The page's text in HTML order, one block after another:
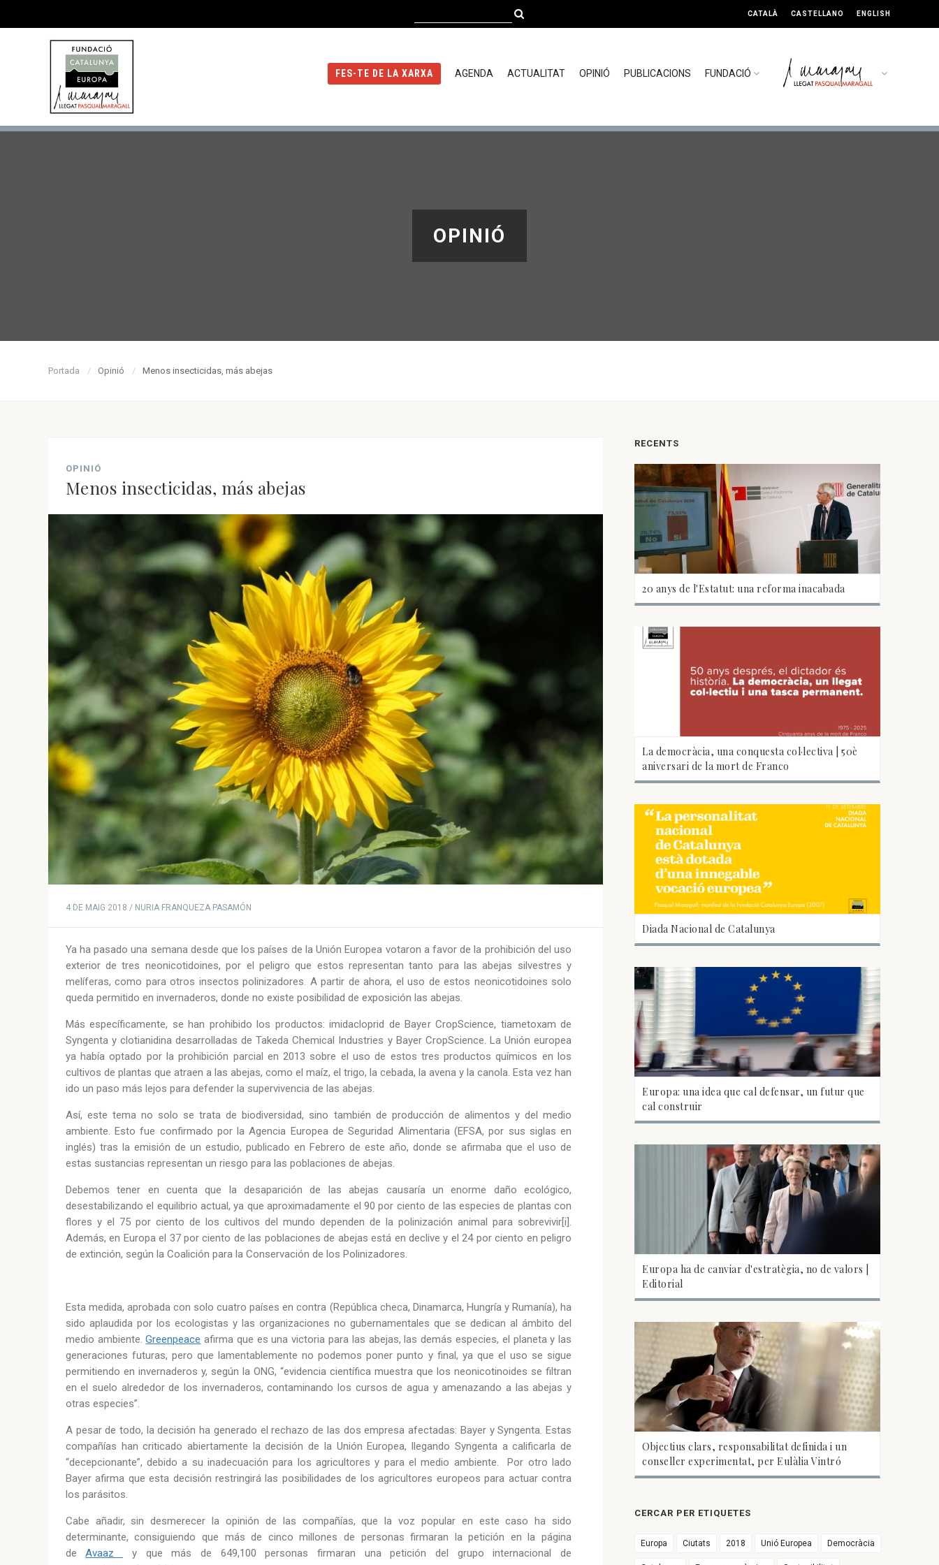
CATALÀ CASTELLANO ENGLISH
FES-TE DE LA XARXA AGENDA ACTUALITAT OPINIÓ PUBLICACIONS FUNDACIÓ
OPINIÓ
Portada Opinió Menos insecticidas, más abejas
OPINIÓ
Menos insecticidas, más abejas
4 DE MAIG 2018 / NURIA FRANQUEZA PASAMÓN
Ya ha pasado una semana desde que los países de la Unión Europea votaron a favor de la prohibición del uso
exterior de tres neonicotidoines, por el peligro que estos representan tanto para las abejas silvestres y
melíferas, como para otros insectos polinizadores. A partir de ahora, el uso de estos neonicotidoines solo
queda permitido en invernaderos, donde no existe posibilidad de exposición las abejas.
Más específicamente, se han prohibido los productos: imidacloprid de Bayer CropScience, tiametoxam de
Syngenta y clotianidina desarrolladas de Takeda Chemical Industries y Bayer CropScience. La Unión europea
ya había optado por la prohibición parcial en 2013 sobre el uso de estos tres productos químicos en los
cultivos de plantas que atraen a las abejas, como el maíz, el trigo, la cebada, la avena y la canola. Esta vez han
ido un paso más lejos para defender la supervivencia de las abejas.
Así, este tema no solo se trata de biodiversidad, sino también de producción de alimentos y del medio
ambiente. Esto fue confirmado por la Agencia Europea de Seguridad Alimentaria (EFSA, por sus siglas en
inglés) tras la emisión de un estudio, publicado en Febrero de este año, donde se afirmaba que el uso de
estas sustancias representan un riesgo para las poblaciones de abejas.
Debemos tener en cuenta que la desaparición de las abejas causaría un enorme daño ecológico,
desestabilizando el equilibrio actual, ya que aproximadamente el 90 por ciento de las especies de plantas con
flores y el 75 por ciento de los cultivos del mundo dependen de la polinización animal para sobrevivir[i].
Además, en Europa el 37 por ciento de las poblaciones de abejas está en declive y el 24 por ciento en peligro
de extinción, según la Coalición para la Conservación de los Polinizadores.
Esta medida, aprobada con solo cuatro países en contra (República checa, Dinamarca, Hungría y Rumanía), ha
sido aplaudida por los ecologistas y las organizaciones no gubernamentales que se dedican al ámbito del
medio ambiente.Greenpeace afirma que es una victoria para las abejas, las demás especies, el planeta y las
generaciones futuras, pero que lamentablemente no podemos poner punto y final, ya que el uso se sigue
permitiendo en invernaderos y, según la ONG, “evidencia científica muestra que los neonicotinoides se filtran
en el suelo alrededor de los invernaderos, contaminando los cursos de agua y amenazando a las abejas y
otras especies”.
A pesar de todo, la decisión ha generado el rechazo de las dos empresa afectadas: Bayer y Syngenta. Estas
compañías han criticado abiertamente la decisión de la Unión Europea, llegando Syngenta a calificarla de
“decepcionante”, debido a su inadecuación para los agricultores y para el medio ambiente. Por otro lado
Bayer afirma que esta decisión restringirá las posibilidades de los agricultores europeos para actuar contra
los parásitos.
Cabe añadir, sin desmerecer la opinión de las compañías, que la voz popular en este caso ha sido
determinante, consiguiendo que más de cinco millones de personas firmaran la petición en la página
deAvaaz
y que más de 649,100 personas firmaran una petición del grupo internacional de
RECENTS
20 anys de l'Estatut: una reforma inacabada
La democràcia, una conquesta col·lectiva | 50è
aniversari de la mort de Franco
Diada Nacional de Catalunya
Europa: una idea que cal defensar, un futur que
cal construir
Europa ha de canviar d'estratègia, no de valors |
Editorial
Objectius clars, responsabilitat definida i un
conseller experimentat, per Eulàlia Vintró
CERCAR PER ETIQUETES
Europa Ciutats 2018 Unió Europea Democràcia